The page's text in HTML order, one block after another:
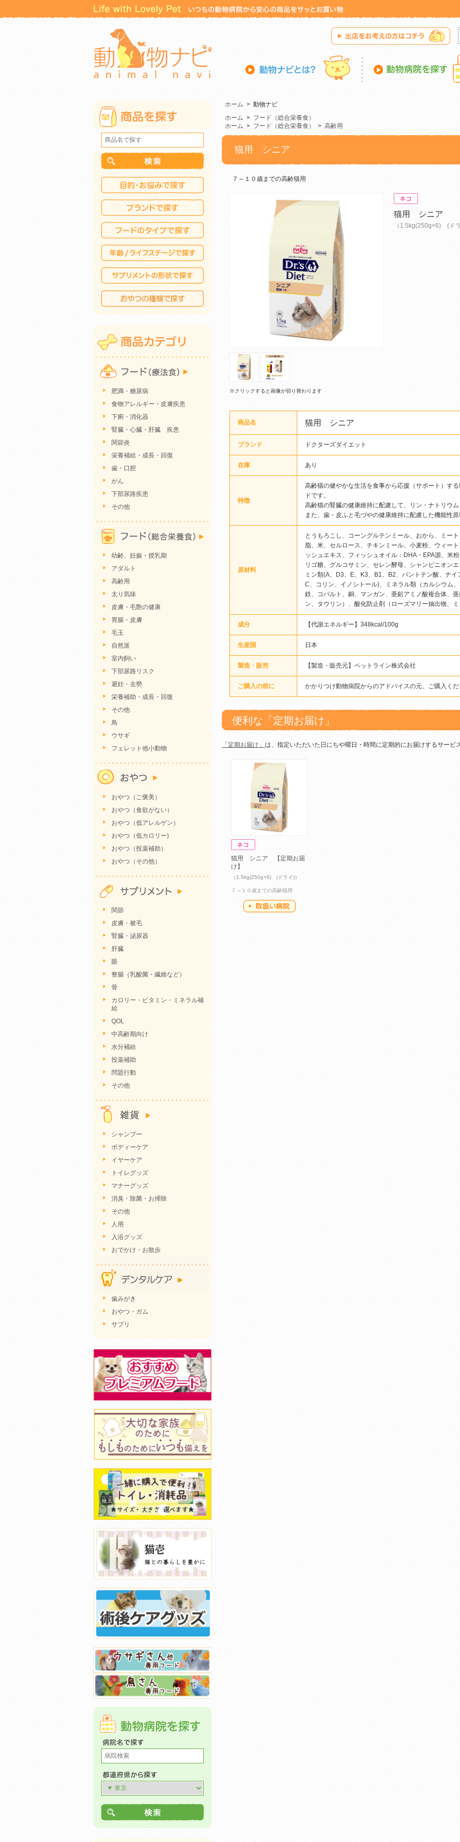
ホーム > 動物ナビ
ホーム > フード（総合栄養食）
ホーム > フード（総合栄養食） > 高齢用
猫用 シニア
７～１０歳までの高齢猫用
※クリックすると画像が切り替わります
猫用 シニア
（1.5kg(250g×6) (ド
商品名 猫用 シニア
ブランド ドクターズダイエット
在庫 あり
特徴
高齢猫の健やかな生活を食事から応援（サポート）す
ドです。
高齢猫の腎臓の健康維持に配慮して、リン・ナトリウ
また、歯・皮ふと毛づやの健康維持に配慮した機能性
原材料
とうもろこし、コーングルテンミール、おから、ミー
脂、米、セルロース、チキンミール、小麦粉、ウィー
ッシュエキス、フィッシュオイル：DHA・EPA源、米
リゴ糖、グルコサミン、セレン酵母、シャンピニオン
ミン類(A、D3、E、K3、B1、B2、パントテン酸、ナ
C、コリン、イノシトール)、ミネラル類（カルシウム
鉄、コバルト、銅、マンガン、亜鉛アミノ酸複合体、
ン、タウリン）、酸化防止剤（ローズマリー抽出物、
成分 【代謝エネルギー】348kcal/100g
生産国 日本
製造・販売 【製造・販売元】ペットライン株式会社
ご購入の前に かかりつけ動物病院からのアドバイスの元、ご購入く
便利な「定期お届け」
「定期お届け」 は、指定いただいた日にちや曜日・時間に定期的にお届けするサービ
猫用 シニア 【定期お届
け】
（1.5kg(250g×6) (ドライ)）
７～１０歳までの高齢猫用
肥満・糖尿病
食物アレルギー・皮膚疾患
下痢・消化器
腎臓・心臓・肝臓 疾患
関節炎
栄養補給・成長・回復
歯・口腔
がん
下部尿路疾患
その他
幼齢、妊娠・授乳期
アダルト
高齢用
太り気味
皮膚・毛艶の健康
胃腸・皮膚
毛玉
自然派
室内飼い
下部尿路リスク
避妊・去勢
栄養補助・成長・回復
その他
鳥
ウサギ
フェレット他小動物
おやつ（ご褒美）
おやつ（食欲がない）
おやつ（低アレルゲン）
おやつ（低カロリー)
おやつ（投薬補助）
おやつ（その他）
関節
皮膚・被毛
腎臓・泌尿器
肝臓
眼
整腸（乳酸菌・繊維など）
骨
カロリー・ビタミン・ミネラル補
給
QOL
中高齢期向け
水分補給
投薬補助
問題行動
その他
シャンプー
ボディーケア
イヤーケア
トイレグッズ
マナーグッズ
消臭・除菌・お掃除
その他
人用
入浴グッズ
おでかけ・お散歩
歯みがき
おやつ・ガム
サプリ